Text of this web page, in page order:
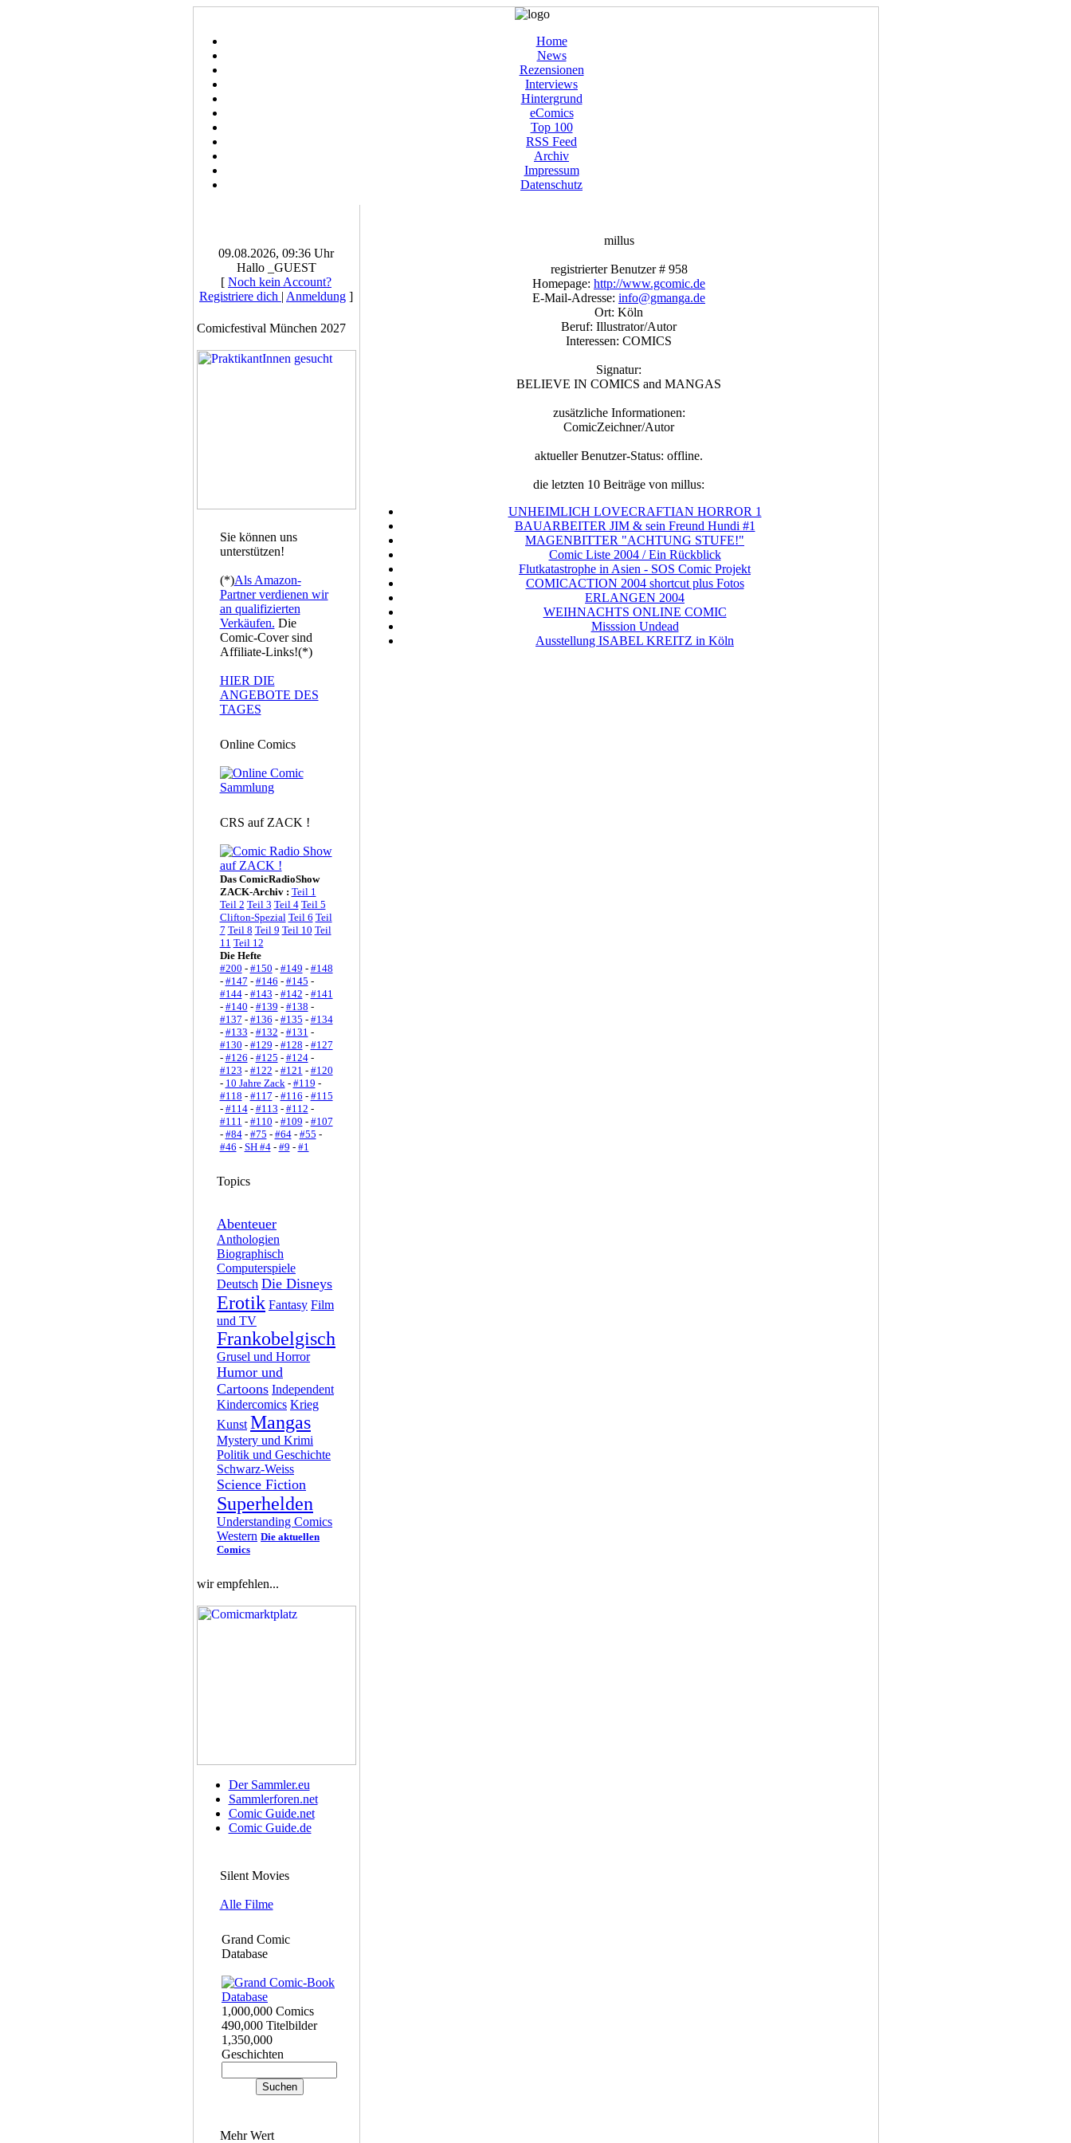
Home
News
Rezensionen
Interviews
Hintergrund
eComics
Top 100
RSS Feed
Archiv
Impressum
Datenschutz
09.08.2026, 09:36 Uhr
Hallo _GUEST
[ Noch kein Account?
Registriere dich | Anmeldung ]
Comicfestival München 2027
Sie können uns
unterstützen!
(*)Als Amazon-
Partner verdienen wir
an qualifizierten
Verkäufen. Die
Comic-Cover sind
Affiliate-Links!(*)
HIER DIE
ANGEBOTE DES
TAGES
Online Comics
CRS auf ZACK !
Das ComicRadioShow
ZACK-Archiv : Teil 1
Teil 2 Teil 3 Teil 4 Teil 5
Clifton-Spezial Teil 6 Teil
7 Teil 8 Teil 9 Teil 10 Teil
11 Teil 12
Die Hefte
#200 - #150 - #149 - #148
- #147 - #146 - #145 -
#144- #143 - #142 - #141
- #140 - #139 - #138 -
#137 - #136 - #135 - #134
- #133 - #132 - #131 -
#130 - #129 - #128 - #127
- #126 - #125 - #124-
#123 - #122 - #121 - #120
- 10 Jahre Zack- #119 -
#118 - #117 - #116 - #115
- #114- #113 - #112 -
#111 - #110 - #109 - #107
- #84- #75 - #64- #55 -
#46 - SH #4- #9 - #1
Topics
Abenteuer
Anthologien
Biographisch
Computerspiele
Deutsch Die Disneys
Erotik Fantasy Film
und TV
Frankobelgisch
Grusel und Horror
Humor und
Cartoons Independent
Kindercomics Krieg
Kunst Mangas
Mystery und Krimi
Politik und Geschichte
Schwarz-Weiss
Science Fiction
Superhelden
Understanding Comics
Western Die aktuellen
Comics
wir empfehlen...
Der Sammler.eu
Sammlerforen.net
Comic Guide.net
Comic Guide.de
Silent Movies
Alle Filme
Grand Comic
Database
1,000,000 Comics
490,000 Titelbilder
1,350,000
Geschichten
Mehr Wert
millus
registrierter Benutzer # 958
Homepage: http://www.gcomic.de
E-Mail-Adresse: info@gmanga.de
Ort: Köln
Beruf: Illustrator/Autor
Interessen: COMICS
Signatur:
BELIEVE IN COMICS and MANGAS
zusätzliche Informationen:
ComicZeichner/Autor
aktueller Benutzer-Status: offline.
die letzten 10 Beiträge von millus:
UNHEIMLICH LOVECRAFTIAN HORROR 1
BAUARBEITER JIM & sein Freund Hundi #1
MAGENBITTER "ACHTUNG STUFE!"
Comic Liste 2004 / Ein Rückblick
Flutkatastrophe in Asien - SOS Comic Projekt
COMICACTION 2004 shortcut plus Fotos
ERLANGEN 2004
WEIHNACHTS ONLINE COMIC
Misssion Undead
Ausstellung ISABEL KREITZ in Köln